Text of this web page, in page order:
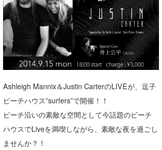
ニュース
サーフィンエリアガイド
会員メニュー
Ashleigh Mannix＆Justin CarterのLIVEが、逗子
ビーチハウス”surfers”で開催！！
ビーチ沿いの素敵な空間として今話題のビーチ
ハウスでLiveを満喫しながら、素敵な夜を過ごし
ませんか？！
トラベル
ショップ情報
ショップ情報
湘南
千葉北
伊豆
千葉南
ウラナミ
お知らせ
その他
ルール＆How to
VOTE!